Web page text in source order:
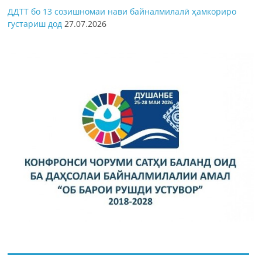
ДДТТ бо 13 созишномаи нави байналмилалӣ ҳамкориро
густариш дод 27.07.2026